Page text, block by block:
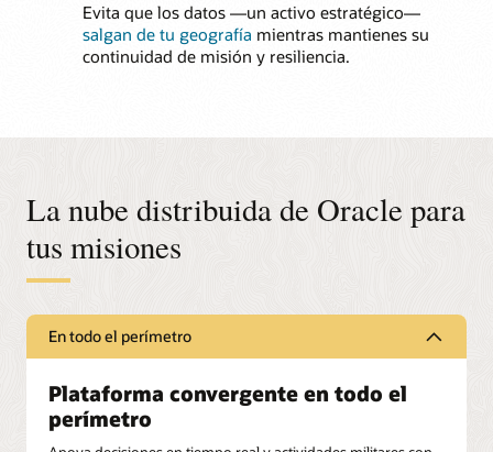
Evita que los datos —un activo estratégico—
salgan de tu geografía mientras mantienes su
continuidad de misión y resiliencia.
La nube distribuida de Oracle para
tus misiones
En todo el perímetro
Plataforma convergente en todo el
perímetro